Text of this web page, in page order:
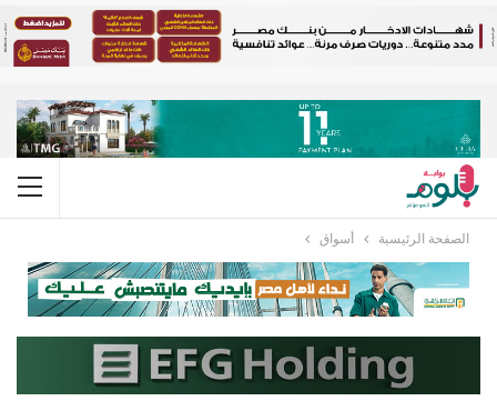
الصفحة الرئيسية أسواق